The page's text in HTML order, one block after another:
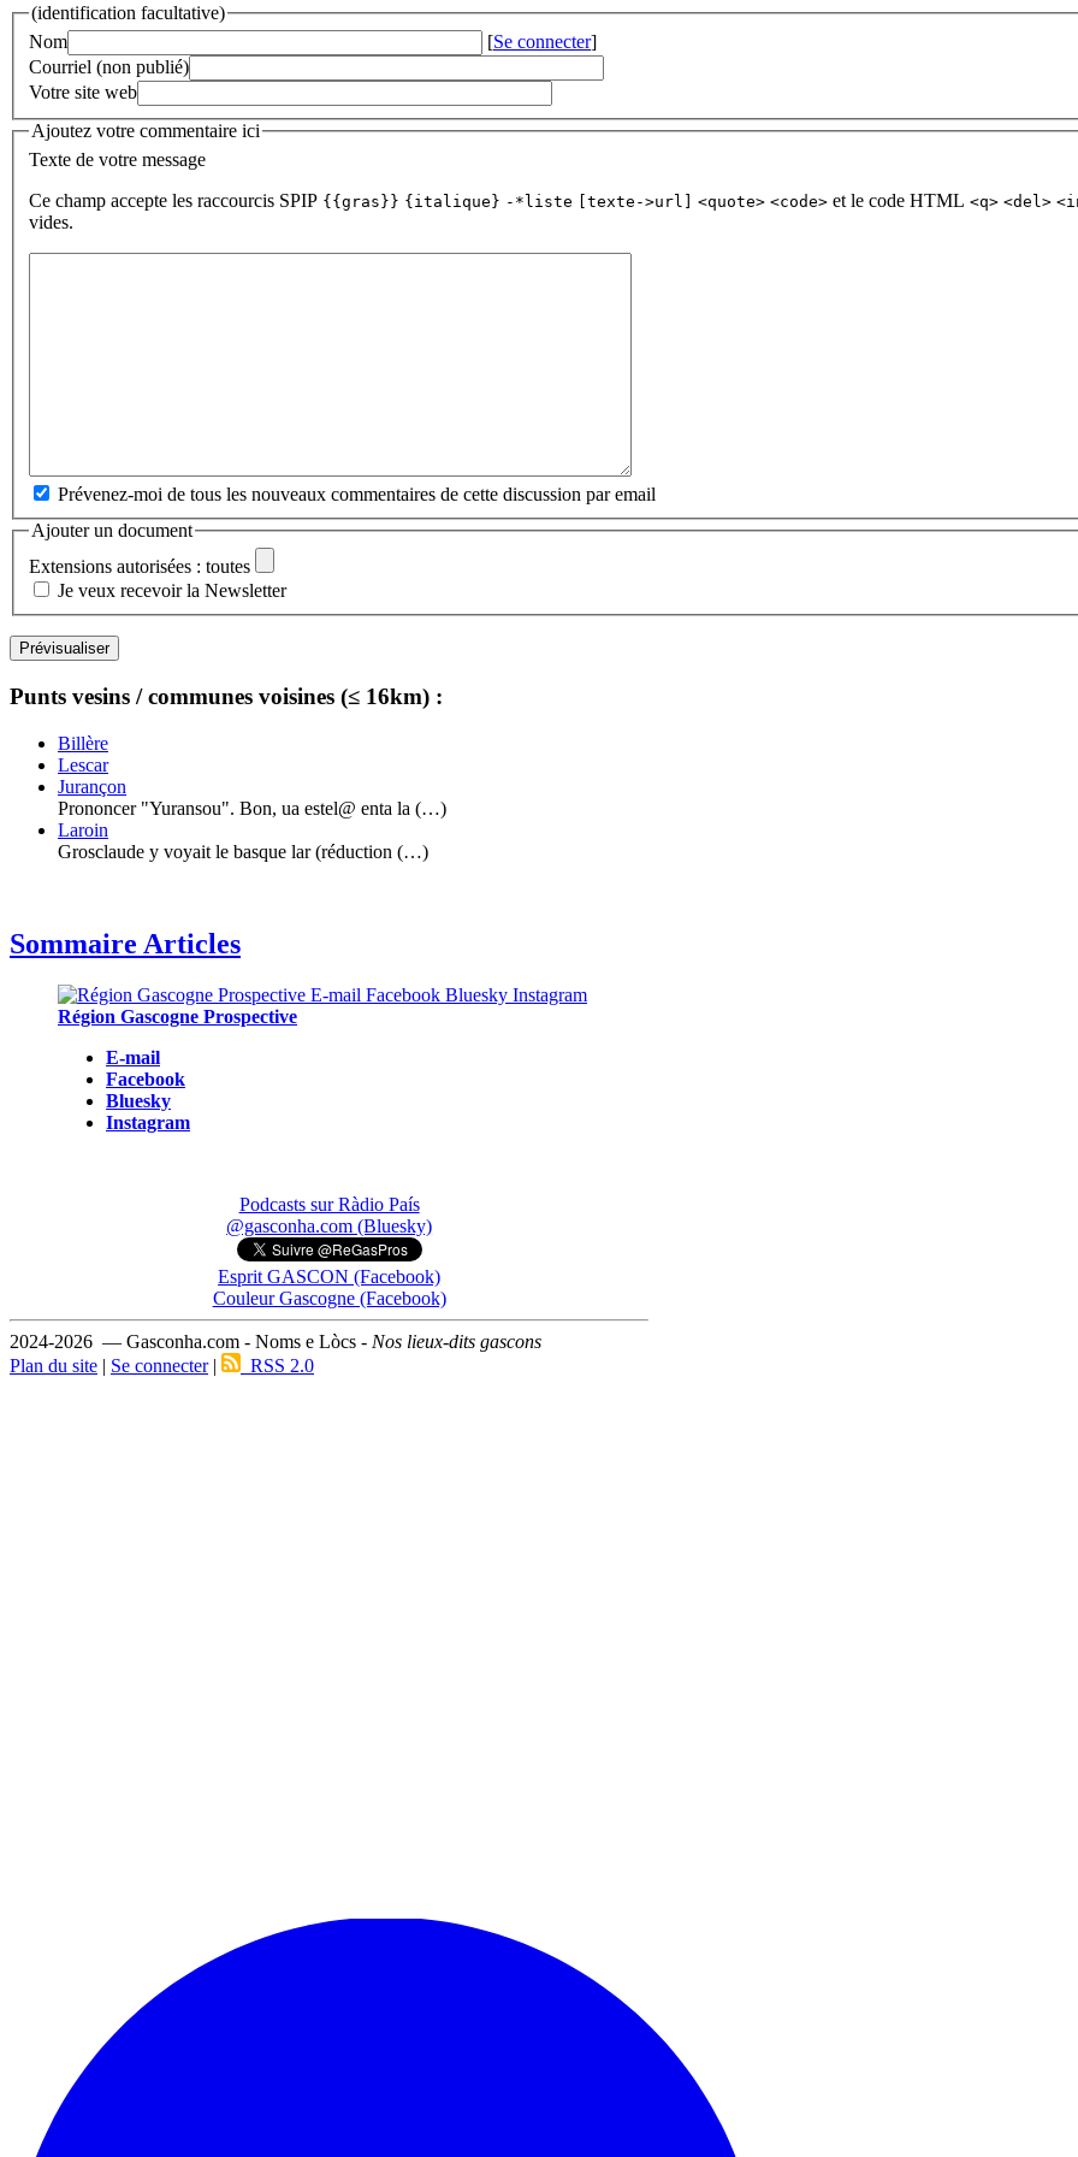
(identification facultative)
Nom
[Se connecter]
Courriel (non publié)
Votre site web
Ajoutez votre commentaire ici
Texte de votre message
Ce champ accepte les raccourcis SPIP {{gras}} {italique} -*liste [texte->url] <quote> <code> et le code HTML <q> <del>
vides.
Prévenez-moi de tous les nouveaux commentaires de cette discussion par email
Ajouter un document
Extensions autorisées : toutes
Je veux recevoir la Newsletter
Punts vesins / communes voisines (≤ 16km) :
Billère
Lescar
Jurançon
Prononcer "Yuransou". Bon, ua estel@ enta la (…)
Laroin
Grosclaude y voyait le basque lar (réduction (…)
Sommaire Articles
Région Gascogne Prospective
E-mail
Facebook
Bluesky
Instagram
Podcasts sur Ràdio País
@gasconha.com (Bluesky)
Esprit GASCON (Facebook)
Couleur Gascogne (Facebook)
2024-2026 — Gasconha.com - Noms e Lòcs - Nos lieux-dits gascons
Plan du site | Se connecter| RSS 2.0